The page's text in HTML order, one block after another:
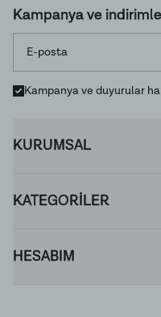
Kampanya ve
Kampanya ve duyurular
KURUMSAL
KATEGORİLER
HESABIM